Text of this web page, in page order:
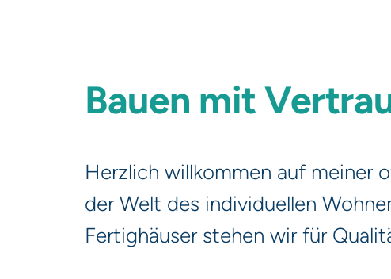
Bauen mit
Herzlich willkommen auf meiner
der Welt des individuellen
Fertighäuser stehen wir für